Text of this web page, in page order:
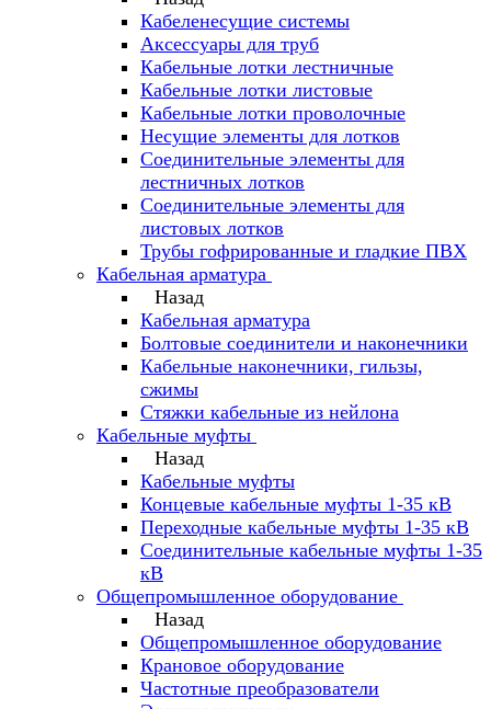
Кабеленесущие системы
Аксессуары для труб
Кабельные лотки лестничные
Кабельные лотки листовые
Кабельные лотки проволочные
Несущие элементы для лотков
Соединительные элементы для
лестничных лотков
Соединительные элементы для
листовых лотков
Трубы гофрированные и гладкие ПВХ
Кабельная арматура
Назад
Кабельная арматура
Болтовые соединители и наконечники
Кабельные наконечники, гильзы,
сжимы
Стяжки кабельные из нейлона
Кабельные муфты
Назад
Кабельные муфты
Концевые кабельные муфты 1-35 кВ
Переходные кабельные муфты 1-35 кВ
Соединительные кабельные муфты 1-35
кВ
Общепромышленное оборудование
Назад
Общепромышленное оборудование
Крановое оборудование
Частотные преобразователи